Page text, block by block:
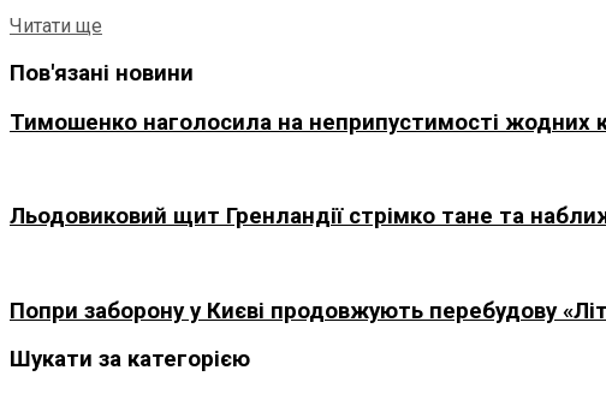
Читати ще
Пов'язані новини
Тимошенко наголосила на неприпустимості жодних
Льодовиковий щит Гренландії стрімко тане та
Попри заборону у Києві продовжують перебудову
Шукати за категорією